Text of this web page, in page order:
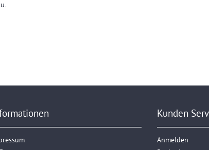
Kunden
Anmelden